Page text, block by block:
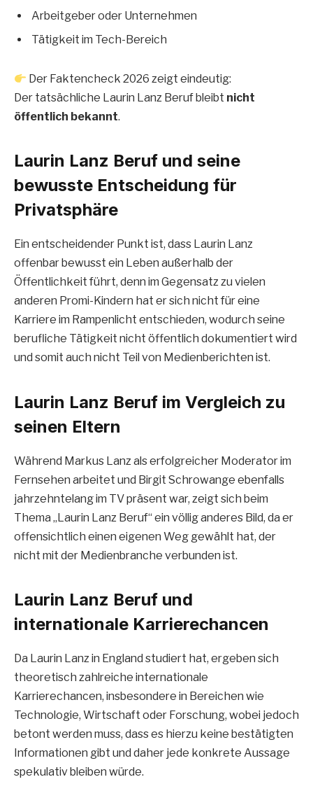
Arbeitgeber oder Unternehmen
Tätigkeit im Tech-Bereich
Der Faktencheck 2026 zeigt eindeutig:
Der tatsächliche Laurin Lanz Beruf bleibt nicht
öffentlich bekannt.
Laurin Lanz Beruf und seine
bewusste Entscheidung für
Privatsphäre
Ein entscheidender Punkt ist, dass Laurin Lanz
offenbar bewusst ein Leben außerhalb der
Öffentlichkeit führt, denn im Gegensatz zu vielen
anderen Promi-Kindern hat er sich nicht für eine
Karriere im Rampenlicht entschieden, wodurch seine
berufliche Tätigkeit nicht öffentlich dokumentiert wird
und somit auch nicht Teil von Medienberichten ist.
Laurin Lanz Beruf im Vergleich zu
seinen Eltern
Während Markus Lanz als erfolgreicher Moderator im
Fernsehen arbeitet und Birgit Schrowange ebenfalls
jahrzehntelang im TV präsent war, zeigt sich beim
Thema „Laurin Lanz Beruf“ ein völlig anderes Bild, da er
offensichtlich einen eigenen Weg gewählt hat, der
nicht mit der Medienbranche verbunden ist.
Laurin Lanz Beruf und
internationale Karrierechancen
Da Laurin Lanz in England studiert hat, ergeben sich
theoretisch zahlreiche internationale
Karrierechancen, insbesondere in Bereichen wie
Technologie, Wirtschaft oder Forschung, wobei jedoch
betont werden muss, dass es hierzu keine bestätigten
Informationen gibt und daher jede konkrete Aussage
spekulativ bleiben würde.